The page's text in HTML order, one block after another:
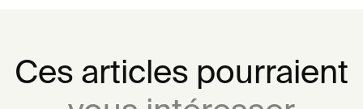
Ces articles pourraient